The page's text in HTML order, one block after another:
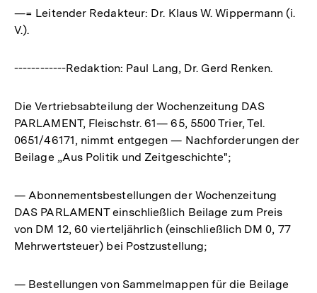
—= Leitender Redakteur: Dr. Klaus W. Wippermann (i.
V.).
------------Redaktion: Paul Lang, Dr. Gerd Renken.
Die Vertriebsabteilung der Wochenzeitung DAS
PARLAMENT, Fleischstr. 61— 65, 5500 Trier, Tel.
0651/46171, nimmt entgegen — Nachforderungen der
Beilage „Aus Politik und Zeitgeschichte";
— Abonnementsbestellungen der Wochenzeitung
DAS PARLAMENT einschließlich Beilage zum Preis
von DM 12, 60 vierteljährlich (einschließlich DM 0, 77
Mehrwertsteuer) bei Postzustellung;
— Bestellungen von Sammelmappen für die Beilage